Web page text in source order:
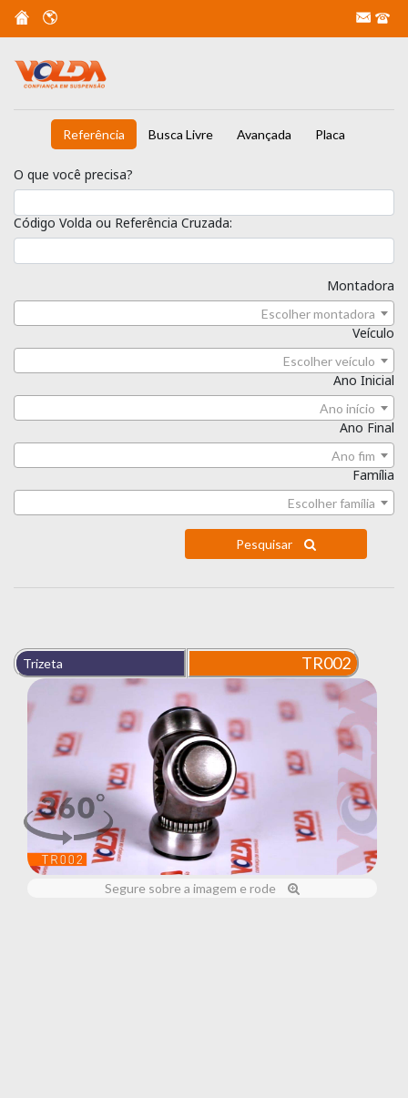
Referência Busca Livre Avançada Placa
O que você precisa?
Código Volda ou Referência Cruzada:
Montadora
Escolher montadora
Veículo
Escolher veículo
Ano Inicial
Ano início
Ano Final
Ano fim
Família
Escolher família
Pesquisar
Trizeta TR002
Segure sobre a imagem e rode